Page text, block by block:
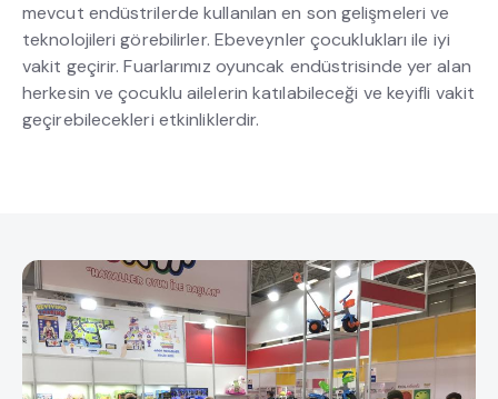
mevcut endüstrilerde kullanılan en son gelişmeleri ve
teknolojileri görebilirler. Ebeveynler çocuklukları ile iyi
vakit geçirir. Fuarlarımız oyuncak endüstrisinde yer alan
herkesin ve çocuklu ailelerin katılabileceği ve keyifli vakit
geçirebilecekleri etkinliklerdir.